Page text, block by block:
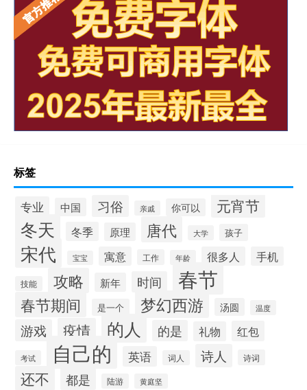
标签
专业 中国 习俗 亲戚 你可以 元宵节
冬天 冬季 原理 唐代 大学 孩子
宋代 宝宝 寓意 工作 年龄 很多人 手机
技能 攻略 新年 时间 春节
春节期间 是一个 梦幻西游 汤圆 温度
游戏 疫情 的人 的是 礼物 红包
考试 自己的 英语 词人 诗人 诗词
还不 都是 陆游 黄庭坚